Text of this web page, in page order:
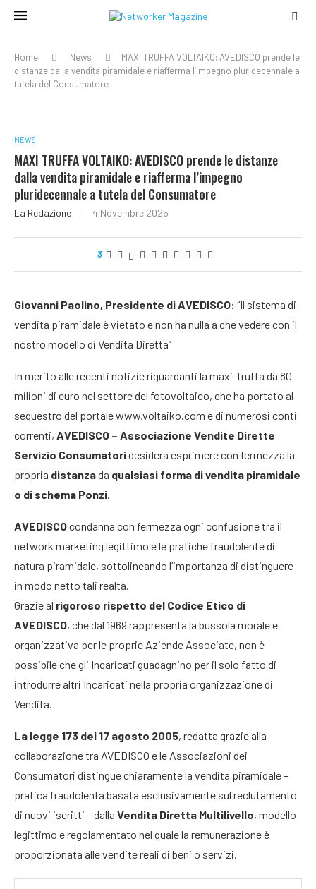
Home News
MAXI TRUFFA VOLTAIKO: AVEDISCO prende le
distanze dalla vendita piramidale e riafferma l’impegno pluridecennale a
tutela del Consumatore
NEWS
MAXI TRUFFA VOLTAIKO: AVEDISCO prende le distanze
dalla vendita piramidale e riafferma l’impegno
pluridecennale a tutela del Consumatore
La Redazione 4 Novembre 2025
3
Giovanni Paolino, Presidente di AVEDISCO: “Il sistema di
vendita piramidale è vietato e non ha nulla a che vedere con il
nostro modello di Vendita Diretta”
In merito alle recenti notizie riguardanti la maxi-truffa da 80
milioni di euro nel settore del fotovoltaico, che ha portato al
sequestro del portale www.voltaiko.com e di numerosi conti
correnti, AVEDISCO – Associazione Vendite Dirette
Servizio Consumatoridesidera esprimere con fermezza la
propria distanzada qualsiasi forma di vendita piramidale
o di schema Ponzi.
AVEDISCOcondanna con fermezza ogni confusione tra il
network marketing legittimo e le pratiche fraudolente di
natura piramidale, sottolineando l’importanza di distinguere
in modo netto tali realtà.
Grazie al rigoroso rispetto del Codice Etico di
AVEDISCO, che dal 1969 rappresenta la bussola morale e
organizzativa per le proprie Aziende Associate, non è
possibile che gli Incaricati guadagnino per il solo fatto di
introdurre altri Incaricati nella propria organizzazione di
Vendita.
La legge 173 del 17 agosto 2005, redatta grazie alla
collaborazione tra AVEDISCO e le Associazioni dei
Consumatori distingue chiaramente la vendita piramidale –
pratica fraudolenta basata esclusivamente sul reclutamento
di nuovi iscritti – dalla Vendita Diretta Multilivello, modello
legittimo e regolamentato nel quale la remunerazione è
proporzionata alle vendite reali di beni o servizi.